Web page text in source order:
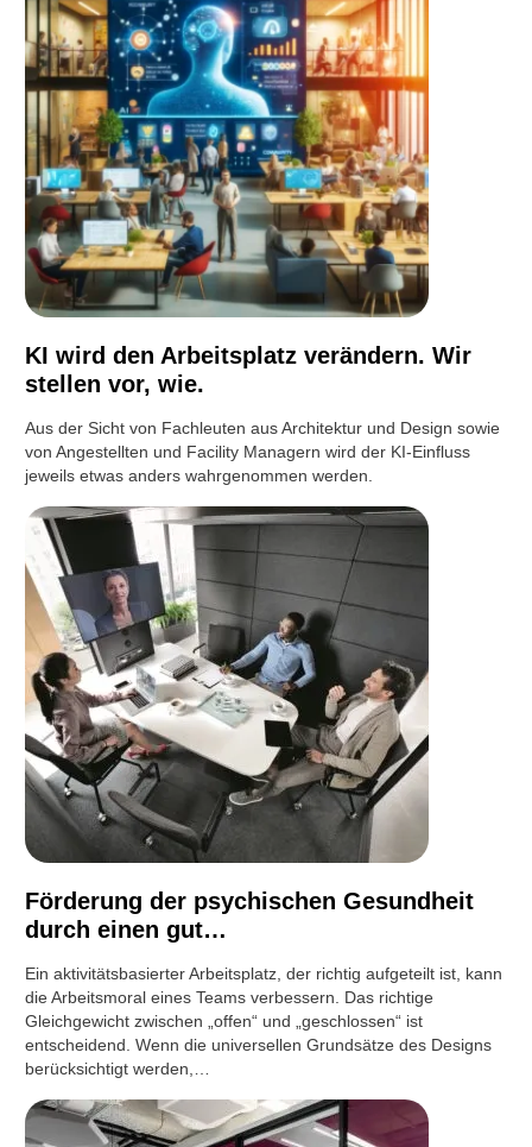
KI wird den Arbeitsplatz verändern. Wir
stellen vor, wie.
Aus der Sicht von Fachleuten aus Architektur und Design sowie
von Angestellten und Facility Managern wird der KI-Einfluss
jeweils etwas anders wahrgenommen werden.
Förderung der psychischen Gesundheit
durch einen gut…
Ein aktivitätsbasierter Arbeitsplatz, der richtig aufgeteilt ist, kann
die Arbeitsmoral eines Teams verbessern. Das richtige
Gleichgewicht zwischen „offen“ und „geschlossen“ ist
entscheidend. Wenn die universellen Grundsätze des Designs
berücksichtigt werden,…